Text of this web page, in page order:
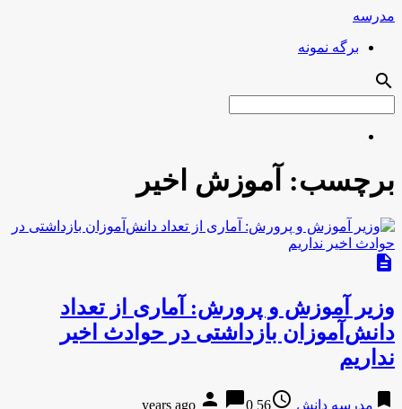
مدرسه
برگه نمونه
search
برچسب: آموزش اخیر
description
وزیر آموزش و پرورش: آماری از تعداد
دانش‌آموزان بازداشتی در حوادث اخیر
نداریم
bookmark مدرسه دانش access_time
56 years ago
person chat_bubble0